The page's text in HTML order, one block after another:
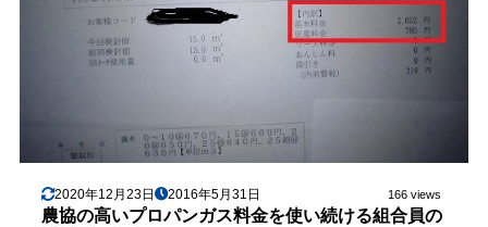
2020年12月23日 2016年5月31日 166 views
農協の高いプロパンガス料金を使い続ける組合員の